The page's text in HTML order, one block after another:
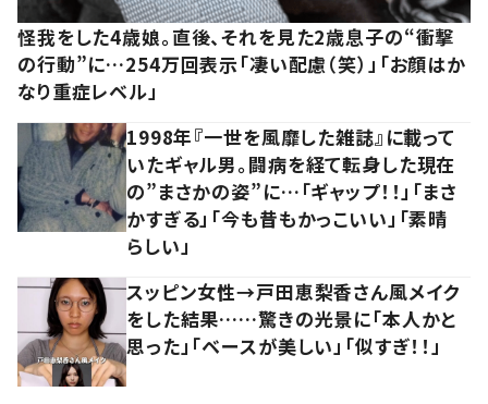
怪我をした4歳娘。直後、それを見た2歳息子の“衝撃
の行動”に…254万回表示「凄い配慮（笑）」「お顔はか
なり重症レベル」
1998年『一世を風靡した雑誌』に載って
いたギャル男。闘病を経て転身した現在
の”まさかの姿”に…「ギャップ！！」「まさ
かすぎる」「今も昔もかっこいい」「素晴
らしい」
スッピン女性→戸田恵梨香さん風メイク
をした結果……驚きの光景に「本人かと
思った」「ベースが美しい」「似すぎ！！」